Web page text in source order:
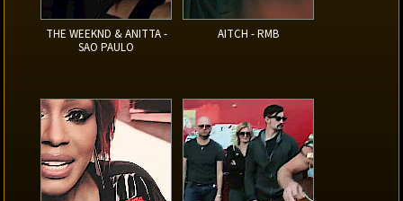
THE WEEKND & ANITTA -
SAO PAULO
AITCH - RMB